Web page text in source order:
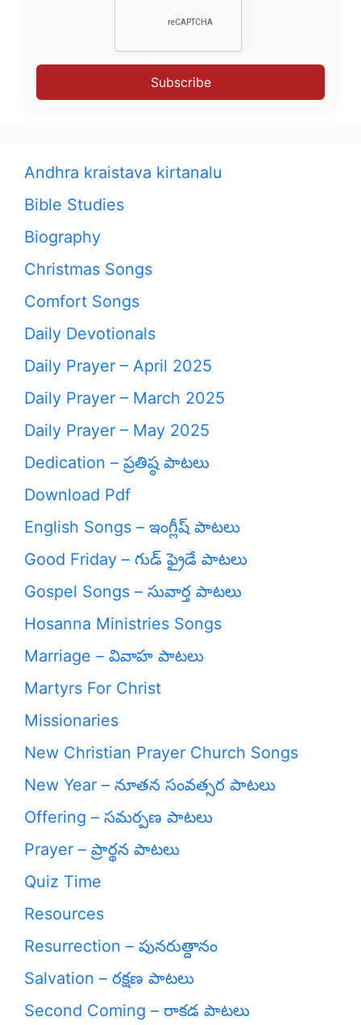
Subscribe
Andhra kraistava kirtanalu
Bible Studies
Biography
Christmas Songs
Comfort Songs
Daily Devotionals
Daily Prayer – April 2025
Daily Prayer – March 2025
Daily Prayer – May 2025
Dedication – ప్రతిష్ఠ పాటలు
Download Pdf
English Songs – ఇంగ్లీష్ పాటలు
Good Friday – గుడ్ ఫ్రైడే పాటలు
Gospel Songs – సువార్త పాటలు
Hosanna Ministries Songs
Marriage – వివాహ పాటలు
Martyrs For Christ
Missionaries
New Christian Prayer Church Songs
New Year – నూతన సంవత్సర పాటలు
Offering – సమర్పణ పాటలు
Prayer – ప్రార్థన పాటలు
Quiz Time
Resources
Resurrection – పునరుత్దానం
Salvation – రక్షణ పాటలు
Second Coming – రాకడ పాటలు